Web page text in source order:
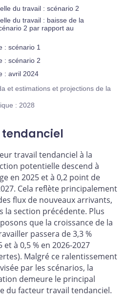
du travail : scénario 2
du travail : baisse de la
2 par rapport au
: scénario 1
: scénario 2
: avril 2024
et estimations et projections de la
: 2028
travail tendanciel à la
potentielle descend à
en 2025 et à 0,2 point de
Cela reflète principalement
flux de nouveaux arrivants,
la section précédente. Plus
que la croissance de la
passera de 3,3 %
et à 0,5 % en 2026-2027
Malgré ce ralentissement
par les scénarios, la
demeure le principal
du facteur travail tendanciel.